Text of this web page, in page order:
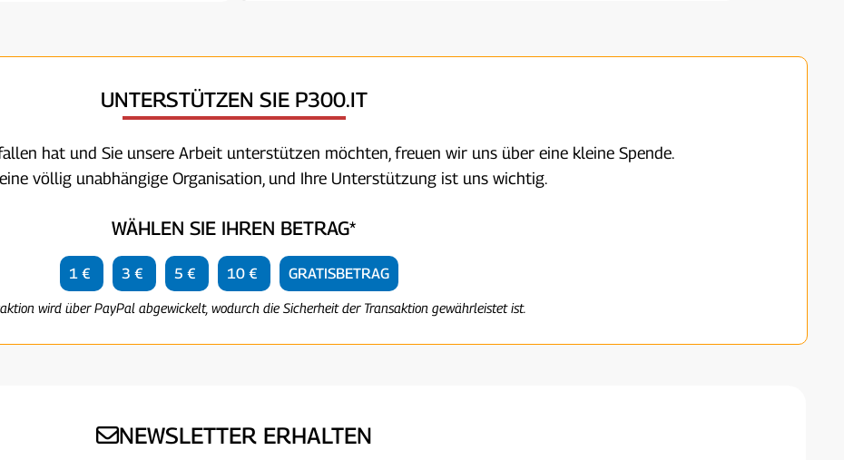
UNTERSTÜTZEN SIE P300.IT
hat und Sie unsere Arbeit unterstützen möchten, freuen wir uns über eine kleine Spende.
völlig unabhängige Organisation, und Ihre Unterstützung ist uns wichtig.
WÄHLEN SIE IHREN BETRAG*
1 € 3 € 5 € 10 € GRATISBETRAG
wird über PayPal abgewickelt, wodurch die Sicherheit der Transaktion gewährleistet ist.
NEWSLETTER ERHALTEN